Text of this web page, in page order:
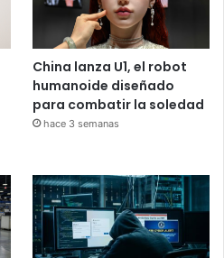
China lanza U1, el robot
humanoide diseñado
para combatir la soledad
hace 3 semanas